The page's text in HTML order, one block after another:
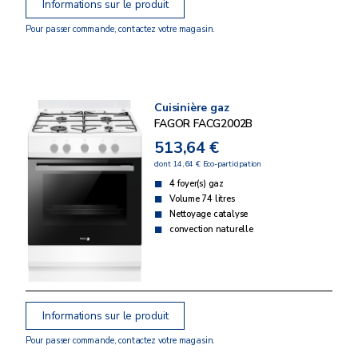
Informations sur le produit
Pour passer commande, contactez votre magasin.
Cuisinière gaz
FAGOR FACG2002B
513,64 €
dont 14,64 € Eco-participation
4 foyer(s) gaz
Volume 74 litres
Nettoyage catalyse
convection naturelle
Informations sur le produit
Pour passer commande, contactez votre magasin.